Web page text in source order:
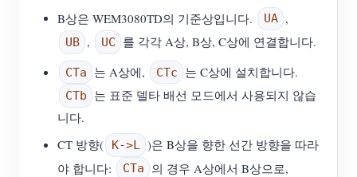
B상은 WEM3080TD의 기준상입니다.
UA ,
UB , UC 를 각각 A상, B상, C상에 연결합니다.
CTa 는 A상에, CTc 는 C상에 설치합니다.
CTb
는 표준 델타 배선 모드에서 사용되지 않습
니다.
CT 방향(
K->L )은 B상을 향한 선간 방향을 따라
야 합니다:
CTa 의 경우 A상에서 B상으로,